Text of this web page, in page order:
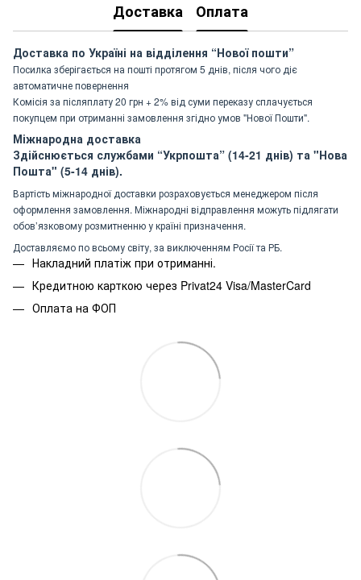
Доставка Оплата
Доставка по Україні на відділення “Нової пошти”
Посилка зберігається на пошті протягом 5 днів, після чого діє
автоматичне повернення
Комісія за післяплату 20 грн + 2% від суми переказу сплачується
покупцем при отриманні замовлення згідно умов "Нової Пошти".
Міжнародна доставка
Здійснюється службами “Укрпошта” (14-21 днів) та "Нова
Пошта" (5-14 днів).
Вартість міжнародної доставки розраховується менеджером після
оформлення замовлення. Міжнародні відправлення можуть підлягати
обов’язковому розмитненню у країні призначення.
Доставляємо по всьому світу, за виключенням Росії та РБ.
Накладний платіж при отриманні.
Кредитною карткою через Privat24 Visa/MasterCard
Оплата на ФОП